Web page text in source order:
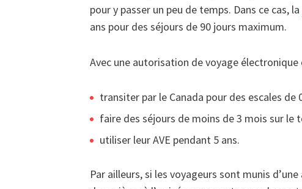
pour y passer un peu de temps. Dans ce cas, la
ans pour des séjours de 90 jours maximum.
Avec une autorisation de voyage
transiter par le Canada pour des escales de
faire des séjours de moins de 3 mois sur le
utiliser leur AVE pendant 5 ans.
Par ailleurs, si les voyageurs sont munis